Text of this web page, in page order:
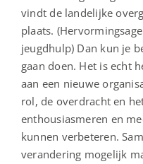
vindt de landelijke
plaats.
jeugdhulp) Dan kun je
gaan doen. Het is echt
aan een nieuwe
rol, de overdracht en
enthousiasmeren en
kunnen verbeteren.
verandering mogelijk